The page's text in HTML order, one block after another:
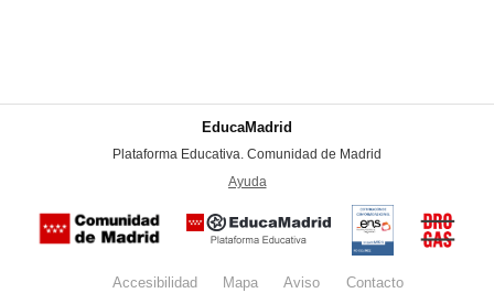
EducaMadrid
Plataforma Educativa. Comunidad de Madrid
Ayuda
Certificación
conformidad
con el
Nacional de
Seguridad
del
Accesibilidad Mapa Aviso legalContacto